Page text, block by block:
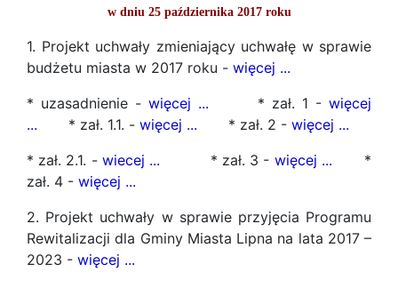
w dniu 25 października 2017 roku
1. Projekt uchwały zmieniający uchwałę w sprawie
budżetu miasta w 2017 roku - więcej ...
* uzasadnienie - więcej ... * zał. 1 -więcej
...
* zał. 1.1. - więcej ... * zał. 2 - więcej ...
* zał. 2.1. - wiecej ... * zał. 3 - więcej ... *
zał. 4 - więcej ...
2. Projekt uchwały w sprawie przyjęcia Programu
Rewitalizacji dla Gminy Miasta Lipna na lata 2017 –
2023 - więcej ...